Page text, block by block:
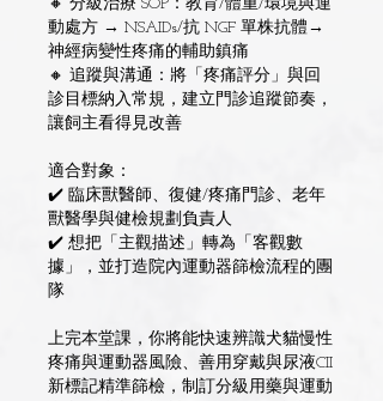
🔸 分級治療 SOP：教育/體重/環境與運
動處方 → NSAIDs/抗 NGF 單株抗體→
神經病變性疼痛的輔助鎮痛
🔸 追蹤與溝通：將「疼痛評分」與回
診目標納入常規，建立門診追蹤節奏，
讓飼主看得見改善
適合對象：
✔️ 臨床獸醫師、復健/疼痛門診、老年
獸醫學與健檢規劃負責人
✔️ 想把「主觀描述」轉為「客觀數
據」，並打造院內運動器篩檢流程的團
隊
上完本堂課，你將能快速辨識犬貓慢性
疼痛與運動器風險、善用穿戴與尿液CII
新標記精準篩檢，制訂分級用藥與運動